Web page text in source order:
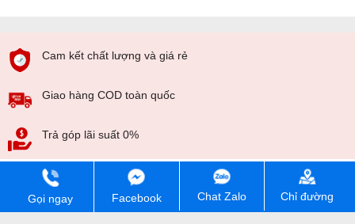
Cam kết chất lượng và giá rẻ
Giao hàng COD toàn quốc
Trả góp lãi suất 0%
Tư vấn bán hàng
090 154 8866
Kĩ thuật, bảo hành
0902 03 5500
Gọi ngay Facebook Chat Zalo Chỉ đường